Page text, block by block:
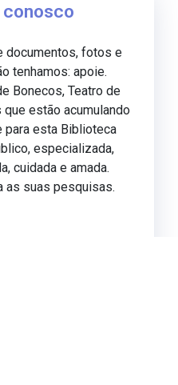
documentos, fotos e
tenhamos: apoie.
Bonecos, Teatro de
estão acumulando
para esta Biblioteca
especializada,
cuidada e amada.
as suas pesquisas.